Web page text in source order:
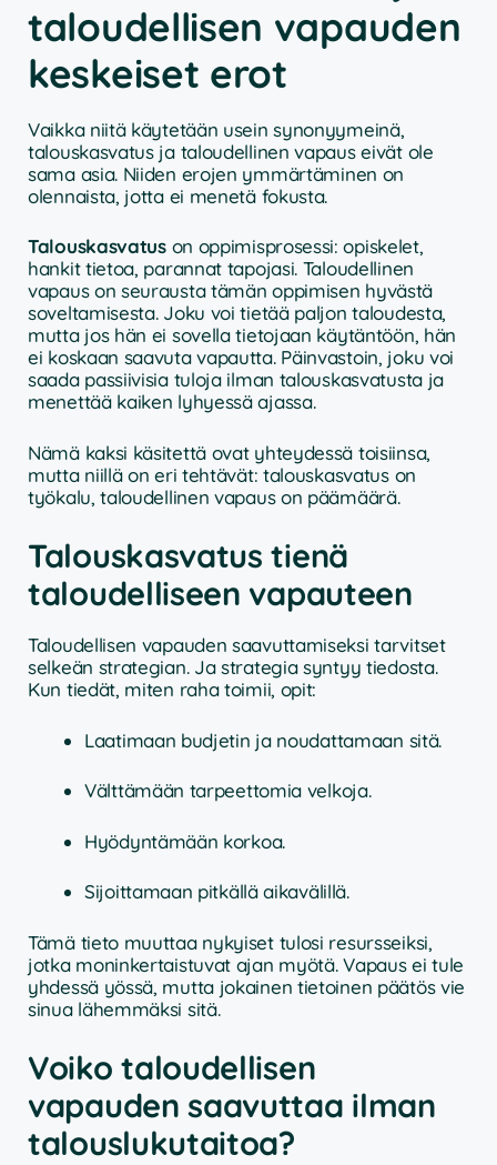
taloudellisen vapauden
keskeiset erot
Vaikka niitä käytetään usein synonyymeinä,
talouskasvatus ja taloudellinen vapaus eivät ole
sama asia. Niiden erojen ymmärtäminen on
olennaista, jotta ei menetä fokusta.
Talouskasvatus on oppimisprosessi: opiskelet,
hankit tietoa, parannat tapojasi. Taloudellinen
vapaus on seurausta tämän oppimisen hyvästä
soveltamisesta. Joku voi tietää paljon taloudesta,
mutta jos hän ei sovella tietojaan käytäntöön, hän
ei koskaan saavuta vapautta. Päinvastoin, joku voi
saada passiivisia tuloja ilman talouskasvatusta ja
menettää kaiken lyhyessä ajassa.
Nämä kaksi käsitettä ovat yhteydessä toisiinsa,
mutta niillä on eri tehtävät: talouskasvatus on
työkalu, taloudellinen vapaus on päämäärä.
Talouskasvatus tienä
taloudelliseen vapauteen
Taloudellisen vapauden saavuttamiseksi tarvitset
selkeän strategian. Ja strategia syntyy tiedosta.
Kun tiedät, miten raha toimii, opit:
Laatimaan budjetin ja noudattamaan sitä.
Välttämään tarpeettomia velkoja.
Hyödyntämään korkoa.
Sijoittamaan pitkällä aikavälillä.
Tämä tieto muuttaa nykyiset tulosi resursseiksi,
jotka moninkertaistuvat ajan myötä. Vapaus ei tule
yhdessä yössä, mutta jokainen tietoinen päätös vie
sinua lähemmäksi sitä.
Voiko taloudellisen
vapauden saavuttaa ilman
talouslukutaitoa?